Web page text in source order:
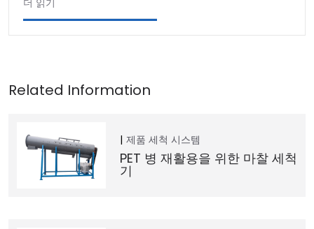
제품 세척 시스템
PET 병 재활용을 위한 마찰 세척
기